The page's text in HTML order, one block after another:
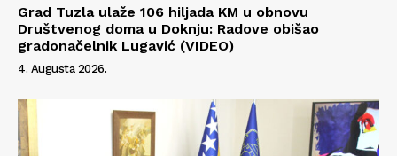
Grad Tuzla ulaže 106 hiljada KM u obnovu
Društvenog doma u Doknju: Radove obišao
gradonačelnik Lugavić (VIDEO)
4. Augusta 2026.